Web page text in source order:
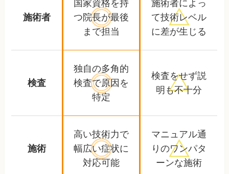
施術者
国家資格を持
つ院長が最後
まで担当
施術者によっ
て技術レベル
に差が生じる
検査
独自の多角的
検査で原因を
特定
検査をせず説
明も不十分
施術
高い技術力で
幅広い症状に
対応可能
マニュアル通
りのワンパタ
ーンな施術